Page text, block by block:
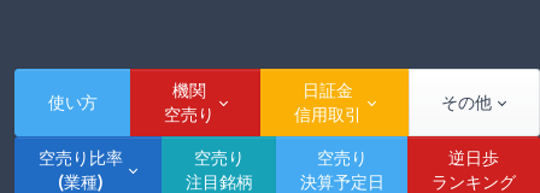
使い方
機関
空売り
日証金
信用取引
その他
空売り比率
(業種)
空売り
注目銘柄
空売り
決算予定日
逆日歩
ランキング